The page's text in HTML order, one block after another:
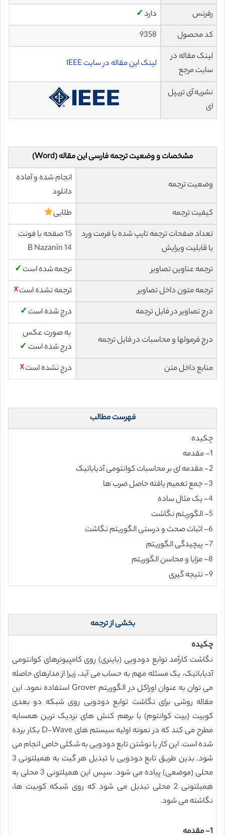
رفرنس دارد✓
کد محصول
9358
لینک مقاله در
سایت مرجع
لینک این مقاله در سایت IEEE
نشریه آی تریپل
ای
مشخصات و وضعیت ترجمه فارسی این مقاله (Word)
وضعیت ترجمه
انجام شده و آماده
دانلود
کیفیت ترجمه
طلایی
تعداد صفحات ترجمه تایپ شده با فرمت ورد
با قابلیت ویرایش
15 صفحه با فونت
14 B Nazanin
ترجمه عناوین تصاویر
ترجمه شده است ✓
ترجمه متون داخل تصاویر
ترجمه نشده است☓
درج تصاویر در فایل ترجمه
درج شده است ✓
درج فرمولها و محاسبات در فایل ترجمه
به صورت عکس
درج شده است ✓
منابع داخل متن
درج نشده است☓
فهرست مطالب
چکیده
1- مقدمه
2- مقدمه ای بر محاسبات کوانتومی آدیاباتیک
3- جمع تعمیم یافته حاصل ضرب ها
4- یک مثال ساده
5- الگوریتم نگاشت
6- اثبات صحت و درستی الگوریتم نگاشت
7- پیچیدگی الگوریتم
8- مزایا و محاسن الگوریتم
9- نتیجه گیری
بخشی از ترجمه
چکیده
نگاشت کارآمد توابع دودویی (باینری) روی کامپیوترهای کوانتومی
آدیاباتیک، یک مسئله مهم به حساب می آید، زیرا از مدارهای حاصله
می توان به عنوان اوراکل در الگوریتم Grover استفاده نمود. این
مقاله روشی برای نگاشت توابع دودویی روی شبکه دو بعدی
کوبیت (بیت کوانتوم) با برهم کنش های نزدیک ترین همسایه
مطرح می کند که در نمونه اولیه سیستم های D-Wave بکار برده
شده است. این کار با نوشتن تابع دودویی به شکلی خاص انجام می
شود. بدین طریق تابع دودویی با تبدیل هر گیت به همیلتونی 3
محلی (موضعی) پیاده می شود. سپس این همیلتونی 3 محلی به
همیلتونی 2 محلی تبدیل می شود که روی شبکه کوبیت ها،
نگاشته می شود.
1- مقدمه